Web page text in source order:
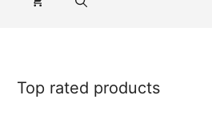
Top rated products